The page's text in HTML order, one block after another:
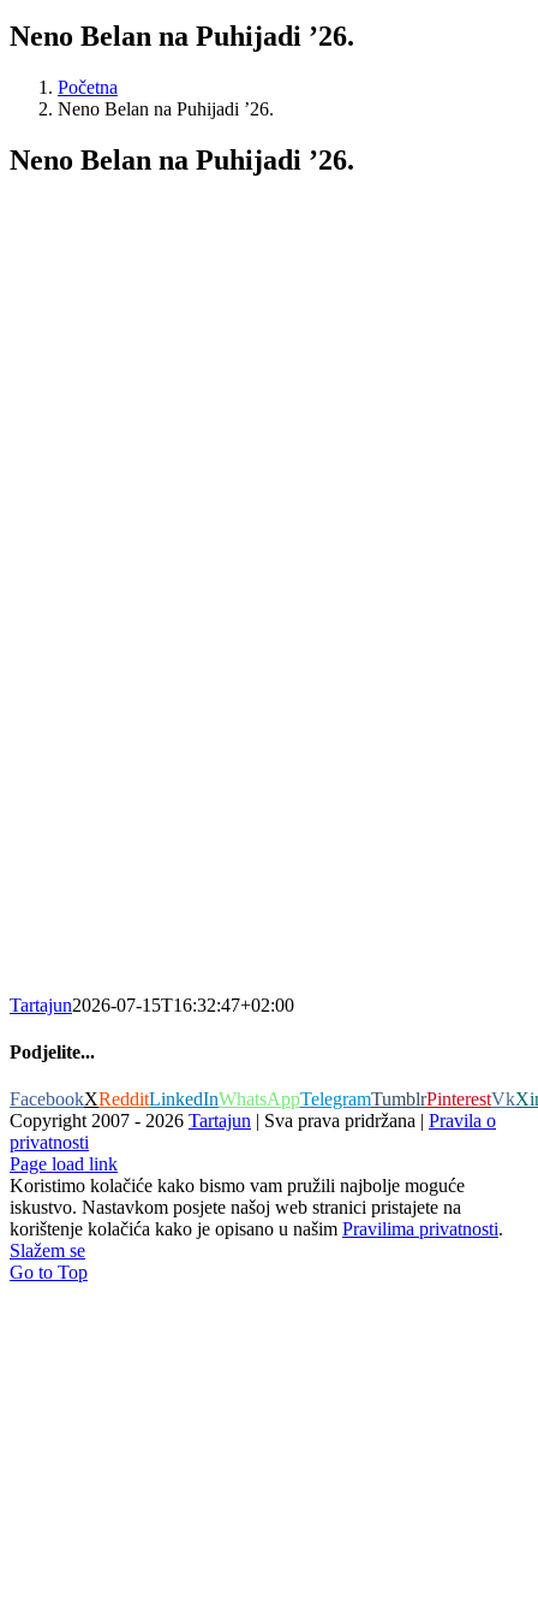
Neno Belan na Puhijadi ’26.
Početna
Neno Belan na Puhijadi ’26.
Neno Belan na Puhijadi ’26.
Tartajun2026-07-15T16:32:47+02:00
Podjelite...
FacebookXRedditLinkedInWhatsAppTelegramTumblrPinterestVk
Copyright 2007 - 2026 Tartajun | Sva prava pridržana | Pravila o
privatnosti
Page load link
Koristimo kolačiće kako bismo vam pružili najbolje moguće
iskustvo. Nastavkom posjete našoj web stranici pristajete na
korištenje kolačića kako je opisano u našim Pravilima privatnosti.
Slažem se
Go to Top